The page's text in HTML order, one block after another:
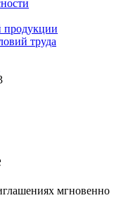
продукции
труда
мгновенно